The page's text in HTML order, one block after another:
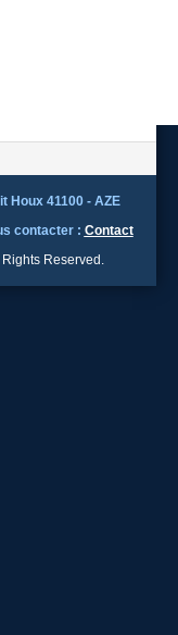
Houx 41100 - AZE
contacter : Contact
Reserved.